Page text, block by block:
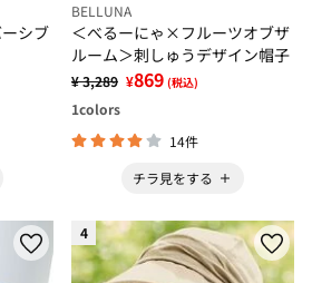
シブ
BELLUNA
＜べるーにゃ×フルーツオブザ
ルーム＞刺しゅうデザイン帽子
¥ 3,289 ¥869 (税込)
1colors
14件
チラ見をする
4